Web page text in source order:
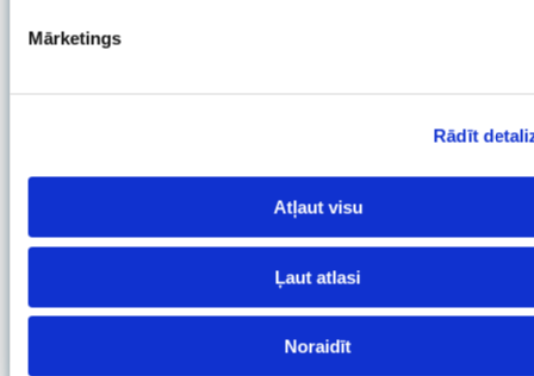
Mārketings
Rādīt
Atļaut visu
Ļaut atlasi
Noraidīt